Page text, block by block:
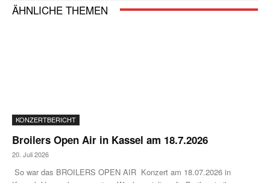
ÄHNLICHE THEMEN
KONZERTBERICHT
Broilers Open Air in Kassel am 18.7.2026
20. Juli 2026
So war das BROILERS OPEN AIR Konzert am 18.07.2026 in